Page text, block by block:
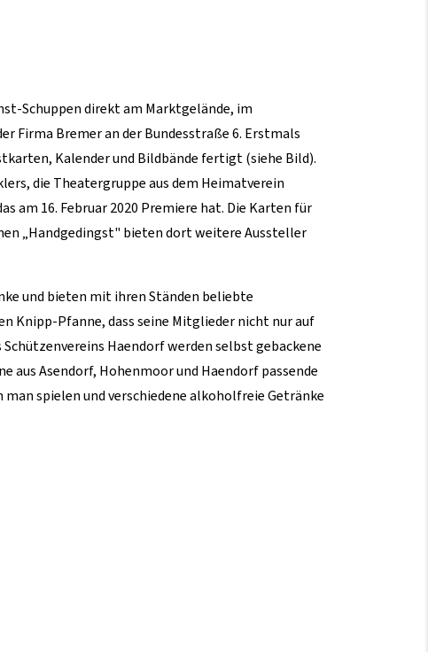
Schuppen direkt am Marktgelände, im
Firma Bremer an der Bundesstraße 6. Erstmals
Kalender und Bildbände fertigt (siehe Bild).
die Theatergruppe aus dem Heimatverein
am 16. Februar 2020 Premiere hat. Die Karten für
„Handgedingst" bieten dort weitere Aussteller
und bieten mit ihren Ständen beliebte
Knipp-Pfanne, dass seine Mitglieder nicht nur auf
Haendorf werden selbst gebackene
aus Asendorf, Hohenmoor und Haendorf passende
spielen und verschiedene alkoholfreie Getränke